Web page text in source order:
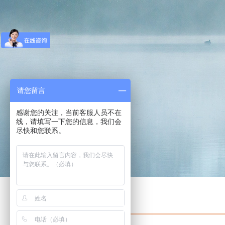
请您留言
感谢您的关注，当前客服人员不在
线，请填写一下您的信息，我们会
尽快和您联系。